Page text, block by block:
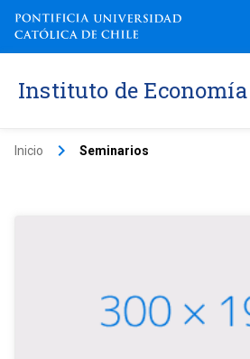
Instituto de Economía
Inicio keyboard_arrow_right Seminarios